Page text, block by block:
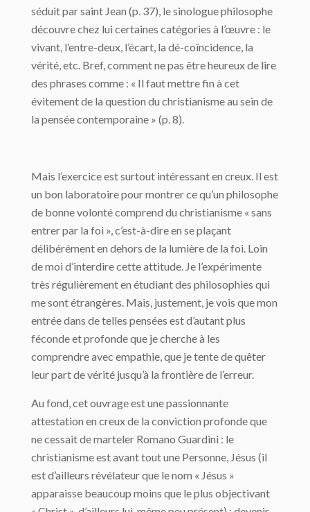
séduit par saint Jean (p. 37), le sinologue philosophe
découvre chez lui certaines catégories à l’œuvre : le
vivant, l’entre-deux, l’écart, la dé-coïncidence, la
vérité, etc. Bref, comment ne pas être heureux de lire
des phrases comme : « Il faut mettre fin à cet
évitement de la question du christianisme au sein de
la pensée contemporaine » (p. 8).
Mais l’exercice est surtout intéressant en creux. Il est
un bon laboratoire pour montrer ce qu’un philosophe
de bonne volonté comprend du christianisme « sans
entrer par la foi », c’est-à-dire en se plaçant
délibérément en dehors de la lumière de la foi. Loin
de moi d’interdire cette attitude. Je l’expérimente
très régulièrement en étudiant des philosophies qui
me sont étrangères. Mais, justement, je vois que mon
entrée dans de telles pensées est d’autant plus
féconde et profonde que je cherche à les
comprendre avec empathie, que je tente de quêter
leur part de vérité jusqu’à la frontière de l’erreur.
Au fond, cet ouvrage est une passionnante
attestation en creux de la conviction profonde que
ne cessait de marteler Romano Guardini : le
christianisme est avant tout une Personne, Jésus (il
est d’ailleurs révélateur que le nom « Jésus »
apparaisse beaucoup moins que le plus objectivant